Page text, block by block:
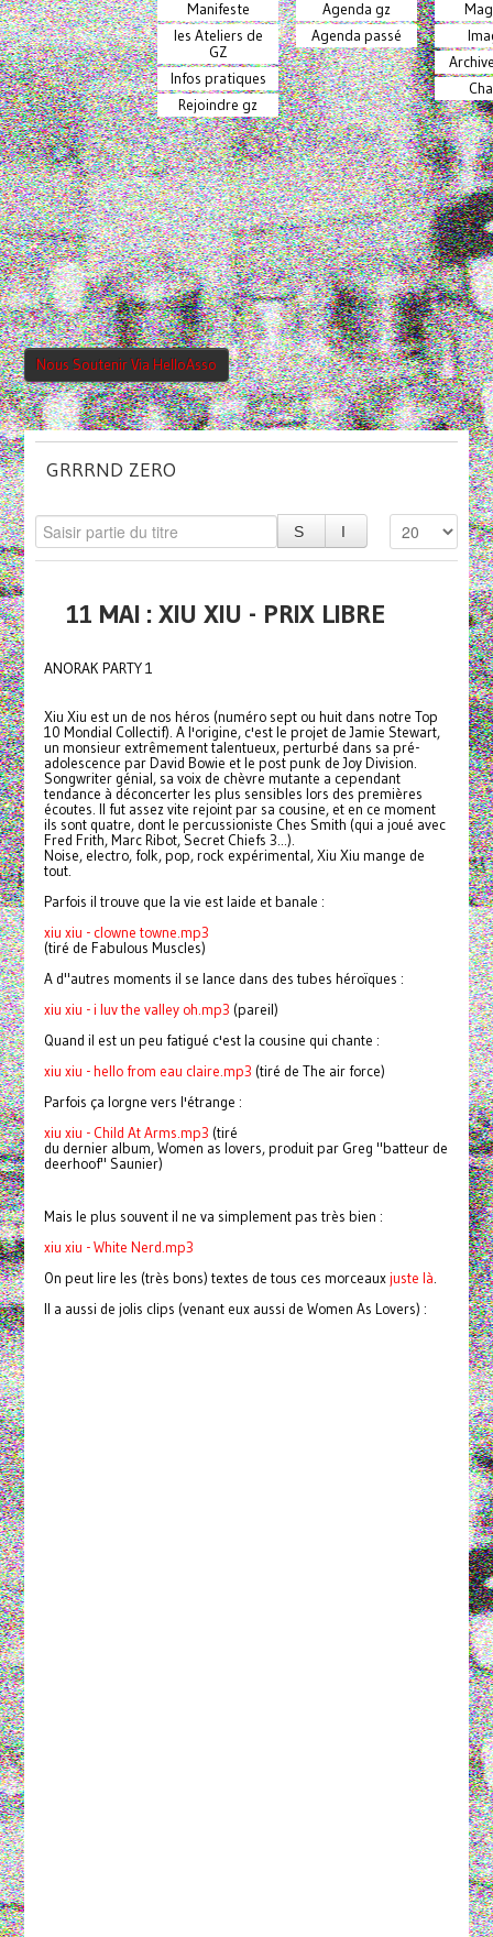
Manifeste
les Ateliers de
GZ
Infos pratiques
Rejoindre gz
Agenda gz
Agenda passé
Nous Soutenir Via HelloAsso
GRRRND ZERO
11 MAI : XIU XIU - PRIX LIBRE
ANORAK PARTY 1
Xiu Xiu est un de nos héros (numéro sept ou huit dans notre Top
10 Mondial Collectif). A l'origine, c'est le projet de Jamie Stewart,
un monsieur extrêmement talentueux, perturbé dans sa pré-
adolescence par David Bowie et le post punk de Joy Division.
Songwriter génial, sa voix de chèvre mutante a cependant
tendance à déconcerter les plus sensibles lors des premières
écoutes. Il fut assez vite rejoint par sa cousine, et en ce moment
ils sont quatre, dont le percussioniste Ches Smith (qui a joué avec
Fred Frith, Marc Ribot, Secret Chiefs 3...).
Noise, electro, folk, pop, rock expérimental, Xiu Xiu mange de
tout.
Parfois il trouve que la vie est laide et banale :
xiu xiu - clowne towne.mp3
(tiré de Fabulous Muscles)
A d"autres moments il se lance dans des tubes héroïques :
xiu xiu - i luv the valley oh.mp3 (pareil)
Quand il est un peu fatigué c'est la cousine qui chante :
xiu xiu - hello from eau claire.mp3 (tiré de The air force)
Parfois ça lorgne vers l'étrange :
xiu xiu - Child At Arms.mp3 (tiré
du dernier album, Women as lovers, produit par Greg "batteur de
deerhoof" Saunier)
Mais le plus souvent il ne va simplement pas très bien :
xiu xiu - White Nerd.mp3
On peut lire les (très bons) textes de tous ces morceauxjuste là.
Il a aussi de jolis clips (venant eux aussi de Women As Lovers) :